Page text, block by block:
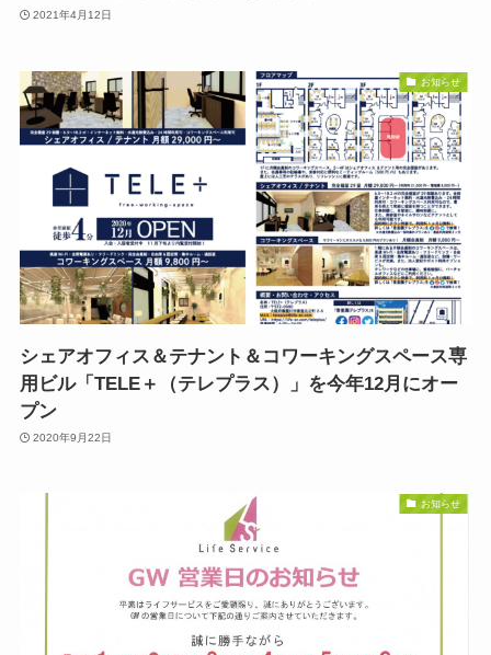
2021年4月12日
お知らせ
シェアオフィス＆テナント＆コワーキングスペース専
用ビル「TELE＋（テレプラス）」を今年12月にオー
プン
2020年9月22日
お知らせ